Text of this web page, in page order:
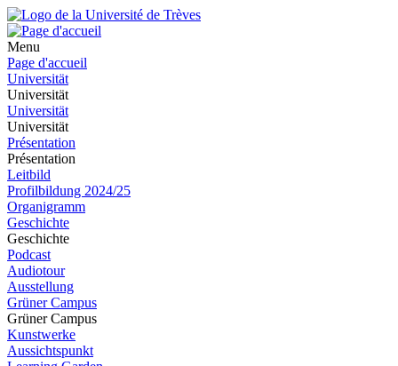
Menu
Page d'accueil
Universität
Universität
Universität
Universität
Présentation
Présentation
Leitbild
Profilbildung 2024/25
Organigramm
Geschichte
Geschichte
Podcast
Audiotour
Ausstellung
Grüner Campus
Grüner Campus
Kunstwerke
Aussichtspunkt